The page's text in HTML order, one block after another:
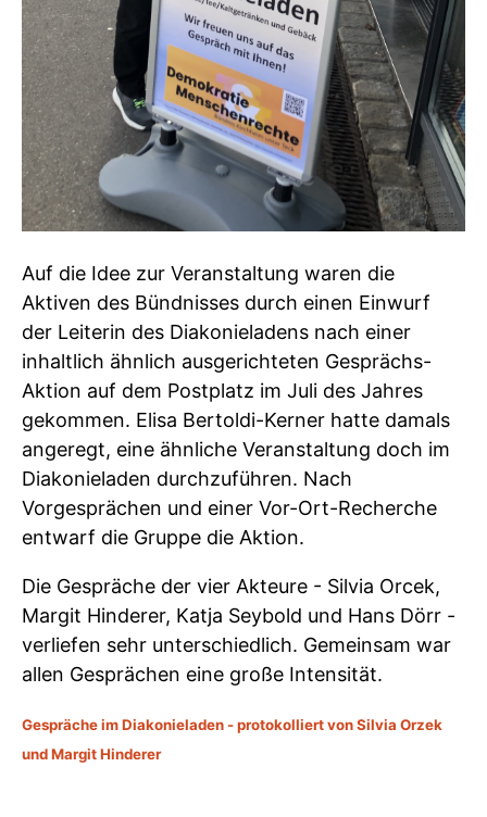
Auf die Idee zur Veranstaltung waren die
Aktiven des Bündnisses durch einen Einwurf
der Leiterin des Diakonieladens nach einer
inhaltlich ähnlich ausgerichteten Gesprächs-
Aktion auf dem Postplatz im Juli des Jahres
gekommen. Elisa Bertoldi-Kerner hatte damals
angeregt, eine ähnliche Veranstaltung doch im
Diakonieladen durchzuführen. Nach
Vorgesprächen und einer Vor-Ort-Recherche
entwarf die Gruppe die Aktion.
Die Gespräche der vier Akteure - Silvia Orcek,
Margit Hinderer, Katja Seybold und Hans Dörr -
verliefen sehr unterschiedlich. Gemeinsam war
allen Gesprächen eine große Intensität.
Gespräche im Diakonieladen - protokolliert von Silvia Orzek
und Margit Hinderer